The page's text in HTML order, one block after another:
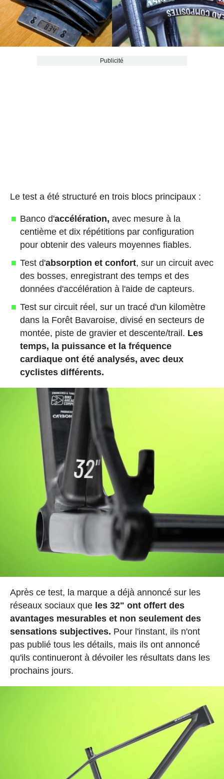
Publicité
Le test a été structuré en trois blocs principaux :
Banco d'accélération, avec mesure à la
centième et dix répétitions par configuration
pour obtenir des valeurs moyennes fiables.
Test d'absorption et confort, sur un circuit avec
des bosses, enregistrant des temps et des
données d'accélération à l'aide de capteurs.
Test sur circuit réel, sur un tracé d'un kilomètre
dans la Forêt Bavaroise, divisé en secteurs de
montée, piste de gravier et descente/trail. Les
temps, la puissance et la fréquence
cardiaque ont été analysés, avec deux
cyclistes différents.
Après ce test, la marque a déjà annoncé sur les
réseaux sociaux que les 32" ont offert des
avantages mesurables et non seulement des
sensations subjectives. Pour l'instant, ils n'ont
pas publié tous les détails, mais ils ont annoncé
qu'ils continueront à dévoiler les résultats dans les
prochains jours.